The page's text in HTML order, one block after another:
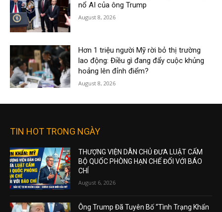
nổ AI của ông Trump
August 8, 2026
Hơn 1 triệu người Mỹ rời bỏ thị trường
lao động: Điều gì đang đẩy cuộc khủng
hoảng lên đỉnh điểm?
August 8, 2026
TIN HOT TRONG NGÀY
THƯỢNG VIỆN DÂN CHỦ ĐƯA LUẬT CẤM
BỘ QUỐC PHÒNG HẠN CHẾ ĐỐI VỚI BÁO
CHÍ
August 6, 2026
Ông Trump Đã Tuyên Bố “Tình Trạng Khẩn